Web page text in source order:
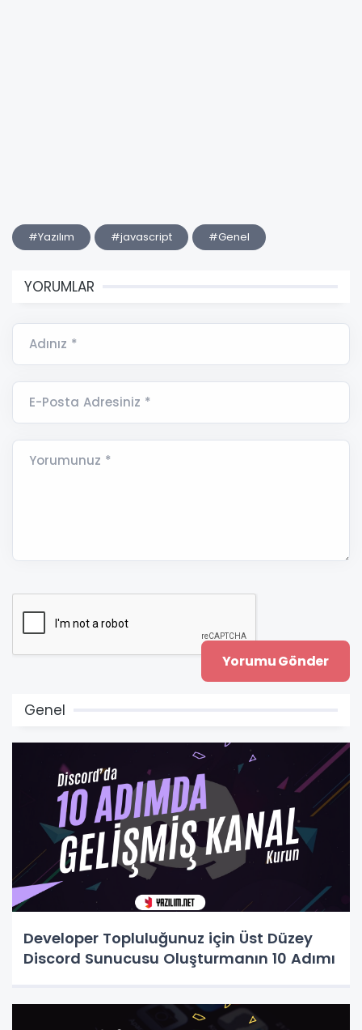
#Yazılım #javascript #Genel
YORUMLAR
Adınız *
E-Posta Adresiniz *
Yorumunuz *
Genel
Developer Topluluğunuz için Üst Düzey
Discord Sunucusu Oluşturmanın 10 Adımı